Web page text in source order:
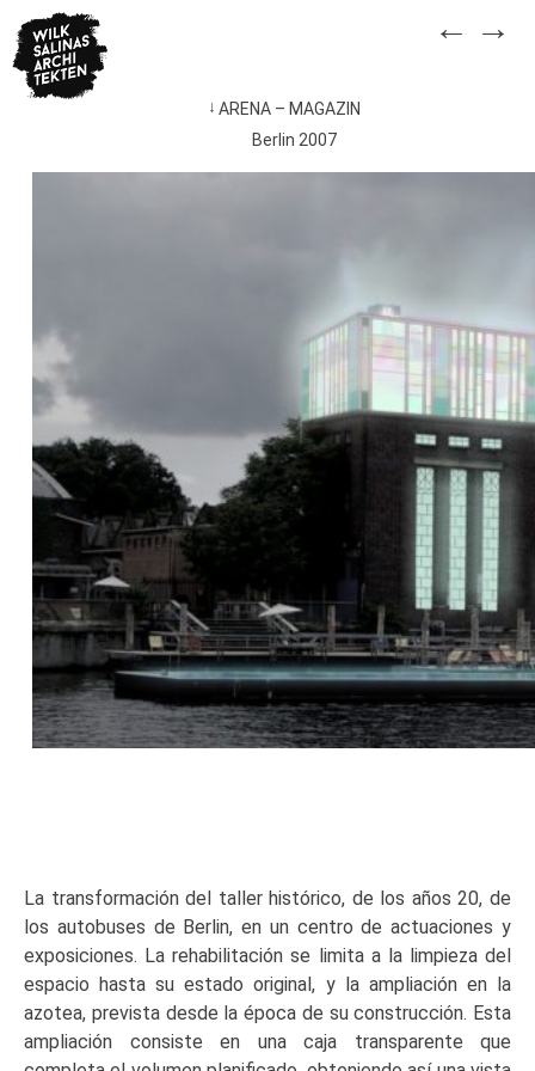
to
content
Berlin 2007
La transformación del taller histórico, de los años 20, de
los autobuses de Berlin, en un centro de actuaciones y
exposiciones. La rehabilitación se limita a la limpieza del
espacio hasta su estado original, y la ampliación en la
azotea, prevista desde la época de su construcción. Esta
ampliación consiste en una caja transparente que
ARENA – MAGAZIN
← →